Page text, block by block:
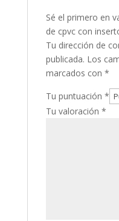
Sé el primero en
de cpvc con
Tu dirección de
publicada. Los
marcados con *
Tu puntuación *
Tu valoración *